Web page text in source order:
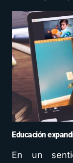
Educación
En un